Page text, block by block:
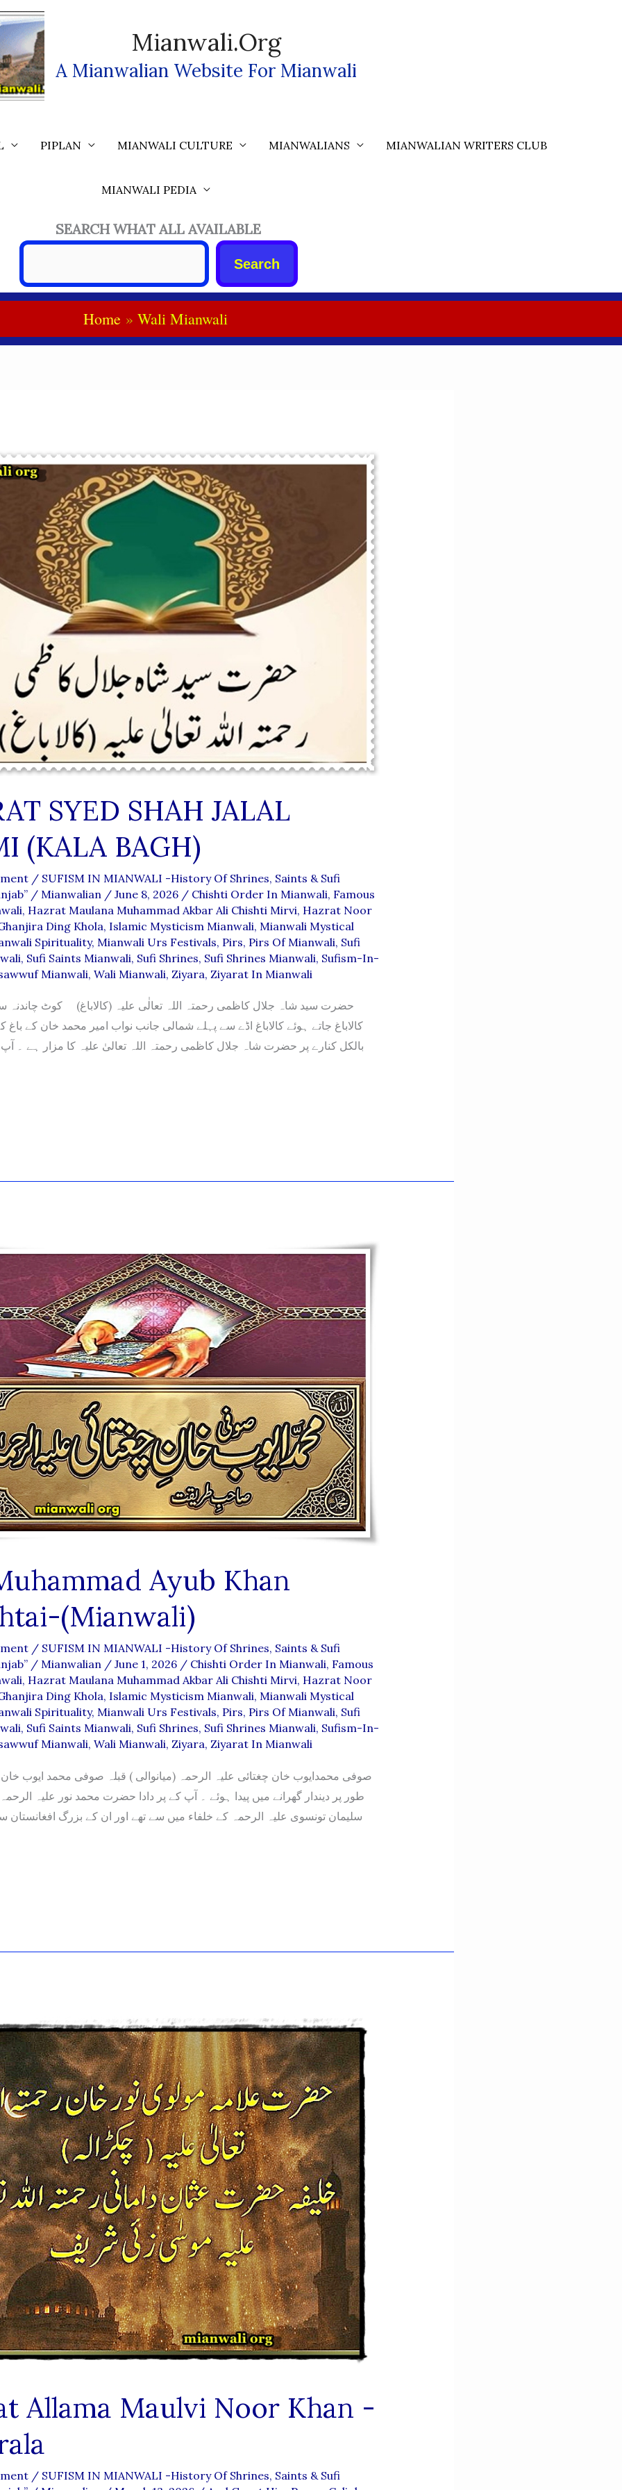
Mianwali.org
A Mianwalian Website For Mianwali
PIPLAN MIANWALI CULTURE MIANWALIANS MIANWALIAN WRITERS CLUB
MIANWALI PEDIA
SEARCH WHAT ALL AVAILABLE
Search
Home Wali Mianwali
SYED SHAH JALAL
(KALA BAGH)
/ SUFISM IN MIANWALI -History Of Shrines, Saints & Sufi
/ Mianwalian / June 8, 2026 / Chishti Order In Mianwali, Famous
, Hazrat Maulana Muhammad Akbar Ali Chishti Mirvi, Hazrat Noor
Ding Khola, Islamic Mysticism Mianwali, Mianwali Mystical
Spirituality, Mianwali Urs Festivals, Pirs, Pirs Of Mianwali, Sufi
, Sufi Saints Mianwali, Sufi Shrines, Sufi Shrines Mianwali, Sufism-In-
Mianwali, Wali Mianwali, Ziyara, Ziyarat In Mianwali
حضرت سید شاہ جلال کاظمی رحمتہ اللہ تعالٰی علیہ (کالاباغ) کوٹ چاندنہ
کالاباغ جاتے ہوئے کالاباغ اڈے سے پہلے شمالی جانب نواب امیر محمد خان کے
بالکل کنارے پر حضرت شاہ جلال کاظمی رحمتہ اللہ تعالیٰ علیہ کا مزار ہے ۔
Ayub Khan
(Mianwali)
/ SUFISM IN MIANWALI -History Of Shrines, Saints & Sufi
/ Mianwalian / June 1, 2026 / Chishti Order In Mianwali, Famous
, Hazrat Maulana Muhammad Akbar Ali Chishti Mirvi, Hazrat Noor
Ding Khola, Islamic Mysticism Mianwali, Mianwali Mystical
Spirituality, Mianwali Urs Festivals, Pirs, Pirs Of Mianwali, Sufi
, Sufi Saints Mianwali, Sufi Shrines, Sufi Shrines Mianwali, Sufism-In-
Mianwali, Wali Mianwali, Ziyara, Ziyarat In Mianwali
طور پر دیندار گھرانے میں پیدا ہوئے ۔ آپ کے پر دادا حضرت محمد نور علیہ
سلیمان تونسوی علیہ الرحمہ کے خلفاء میں سے تھے اور ان کے بزرگ
Allama Maulvi Noor Khan -
/ SUFISM IN MIANWALI -History Of Shrines, Saints & Sufi